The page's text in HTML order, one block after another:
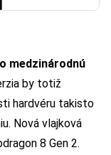
medzinárodnú
by totiž
hardvéru takisto
Nová vlajková
8 Gen 2.